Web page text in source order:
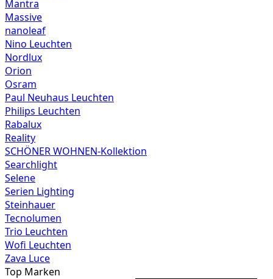
Mantra
Massive
nanoleaf
Nino Leuchten
Nordlux
Orion
Osram
Paul Neuhaus Leuchten
Philips Leuchten
Rabalux
Reality
SCHÖNER WOHNEN-Kollektion
Searchlight
Selene
Serien Lighting
Steinhauer
Tecnolumen
Trio Leuchten
Wofi Leuchten
Zava Luce
Top Marken